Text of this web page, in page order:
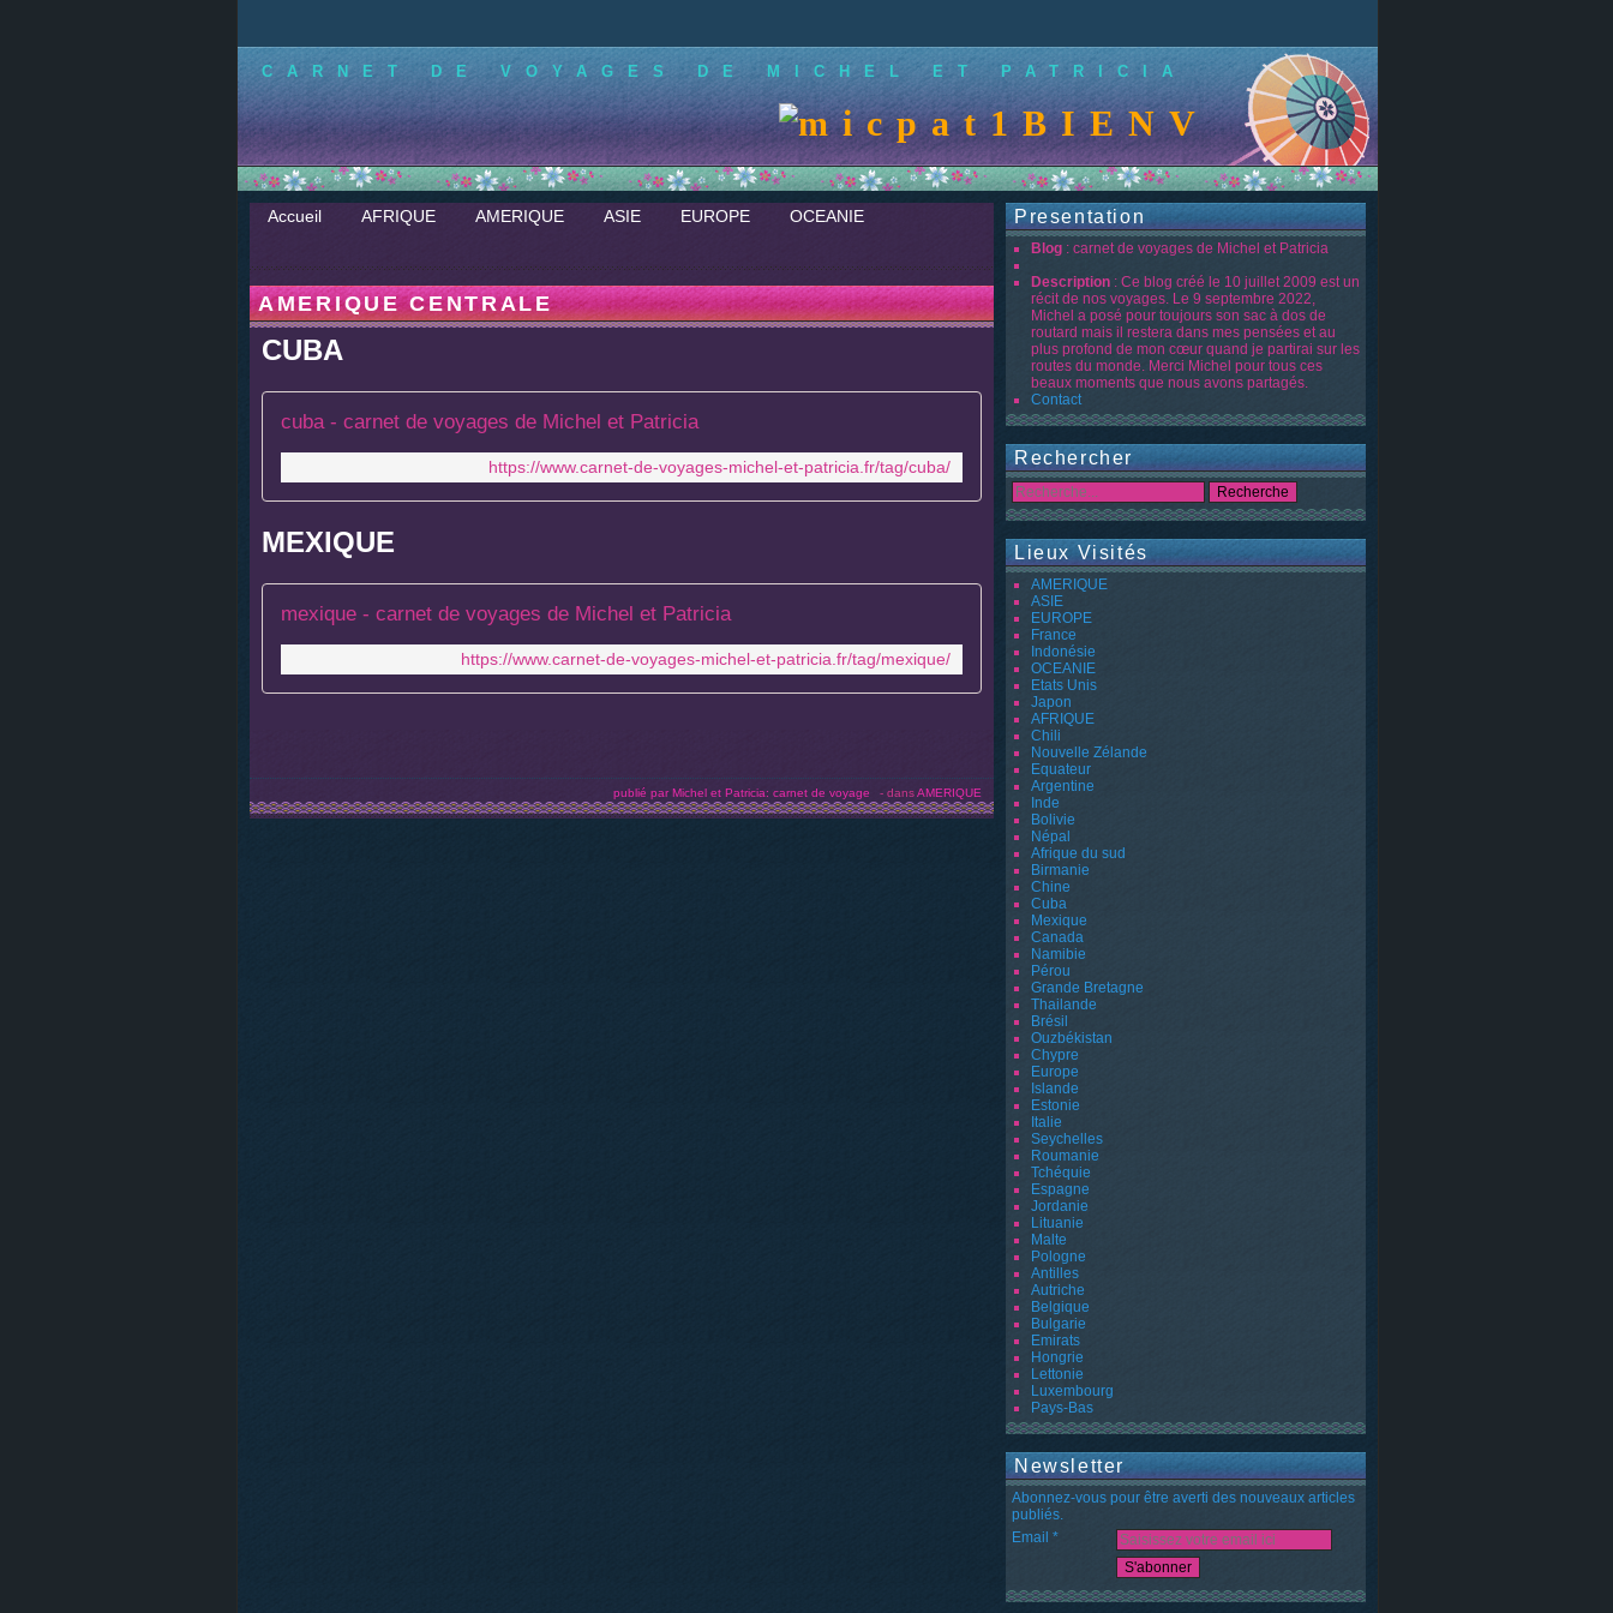
CARNET DE VOYAGES DE MICHEL ET PATRICIA
BIENVENUE SUR LE
Accueil AFRIQUE AMERIQUE ASIE EUROPE OCEANIE
AMERIQUE CENTRALE
CUBA
cuba - carnet de voyages de Michel et Patricia
https://www.carnet-de-voyages-michel-et-patricia.fr/tag/cuba/
MEXIQUE
mexique - carnet de voyages de Michel et Patricia
https://www.carnet-de-voyages-michel-et-patricia.fr/tag/mexique/
publié par Michel et Patricia: carnet de voyage - dansAMERIQUE
Presentation
Blog : carnet de voyages de Michel et Patricia
Description : Ce blog créé le 10 juillet 2009 est un
récit de nos voyages. Le 9 septembre 2022,
Michel a posé pour toujours son sac à dos de
routard mais il restera dans mes pensées et au
plus profond de mon cœur quand je partirai sur les
routes du monde. Merci Michel pour tous ces
beaux moments que nous avons partagés.
Contact
Rechercher
Lieux Visités
AMERIQUE
ASIE
EUROPE
France
Indonésie
OCEANIE
Etats Unis
Japon
AFRIQUE
Chili
Nouvelle Zélande
Equateur
Argentine
Inde
Bolivie
Népal
Afrique du sud
Birmanie
Chine
Cuba
Mexique
Canada
Namibie
Pérou
Grande Bretagne
Thailande
Brésil
Ouzbékistan
Chypre
Europe
Islande
Estonie
Italie
Seychelles
Roumanie
Tchéquie
Espagne
Jordanie
Lituanie
Malte
Pologne
Antilles
Autriche
Belgique
Bulgarie
Emirats
Hongrie
Lettonie
Luxembourg
Pays-Bas
Newsletter
Abonnez-vous pour être averti des nouveaux articles
publiés.
Email